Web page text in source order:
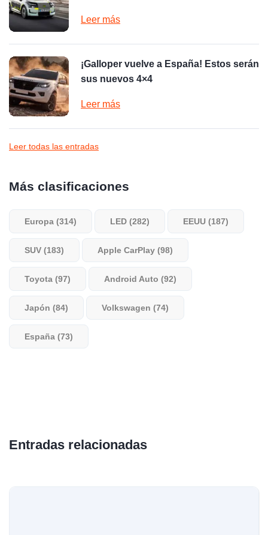
Leer más
¡Galloper vuelve a España! Estos serán
sus nuevos 4×4
Leer más
Leer todas las entradas
Más clasificaciones
Europa (314) LED (282) EEUU (187)
SUV (183) Apple CarPlay (98)
Toyota (97) Android Auto (92)
Japón (84) Volkswagen (74)
España (73)
Entradas relacionadas